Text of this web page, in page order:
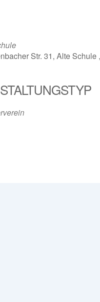
Str. 31, Alte Schule